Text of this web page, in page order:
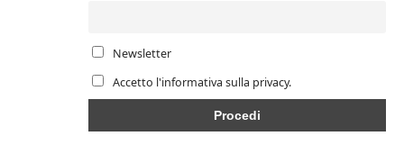
Newsletter
Accetto l'informativa sulla privacy.